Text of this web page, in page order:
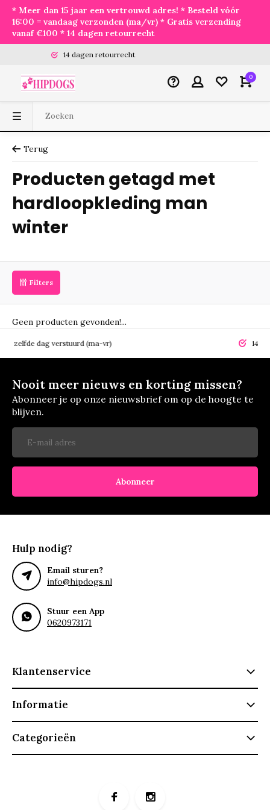
* Meer dan 15 jaar een vertrouwd adres! * Besteld vóór
16:00 = vandaag verzonden (ma/vr) * Gratis verzending
vanaf €100 * 14 dagen retourrecht
14 dagen retourrecht
0
Terug
Producten getagd met
hardloopkleding man
winter
Filters
Geen producten gevonden!...
dag verstuurd (ma-vr) 14 dagen
Nooit meer nieuws en korting missen?
Abonneer je op onze nieuwsbrief om op de hoogte te
blijven.
Abonneer
Hulp nodig?
Email sturen?
info@hipdogs.nl
Stuur een App
0620973171
Klantenservice
Informatie
Categorieën